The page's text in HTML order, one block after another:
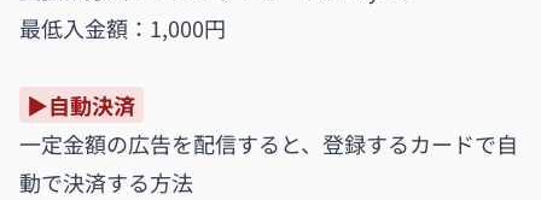
最低入金額：1,000円
▶︎自動決済
一定金額の広告を配信すると、登録するカードで自
動で決済する方法